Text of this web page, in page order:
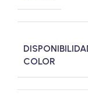
COLOR